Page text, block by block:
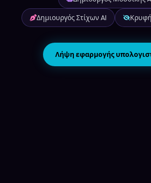
Δημιουργός Στίχων AI Κρυφή
Λήψη εφαρμογής